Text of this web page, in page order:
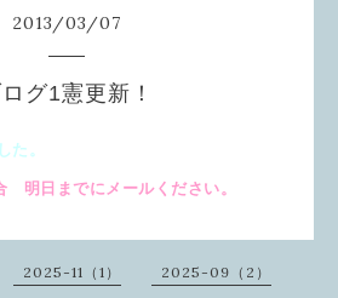
2013/03/07
グ1憲更新！
た。
日までにメールください。
2025-11（1） 2025-09（2）